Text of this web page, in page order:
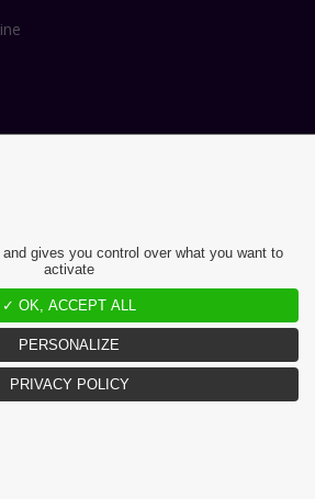
HOMMES ENGAGÉS
ET CGU
gives you control over what you want to
activate
✓ OK, ACCEPT ALL
PERSONALIZE
PRIVACY POLICY